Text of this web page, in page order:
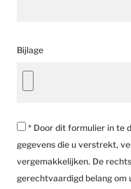
Bijlage
* Door dit formulier in te
gegevens die u verstrekt,
vergemakkelijken. De
gerechtvaardigd belang